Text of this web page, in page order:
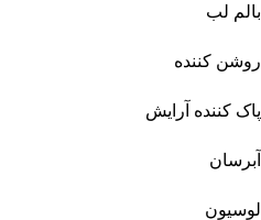
بالم لب
روشن کننده
پاک کننده آرایش
آبرسان
لوسیون